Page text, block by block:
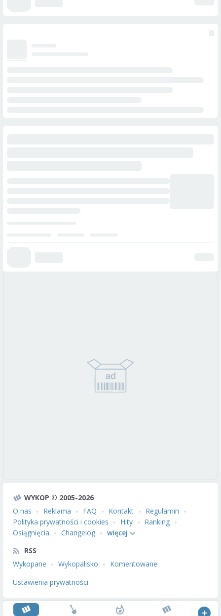
WYKOP © 2005-2026
O nas
Reklama FAQ Kontakt
Regulamin
Polityka prywatności i cookies
Hity
Ranking
Osiągnięcia
Changelog
więcej
RSS
Wykopane
Wykopalisko
Komentowane
Ustawienia prywatności